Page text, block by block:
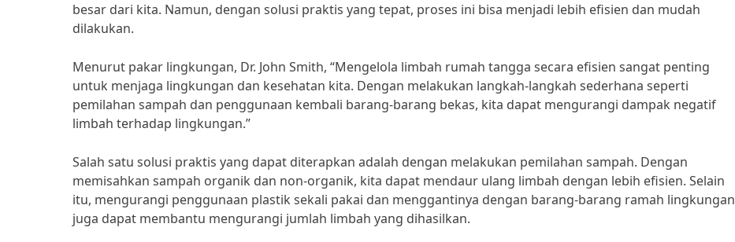
besar dari kita. Namun, dengan solusi praktis yang tepat, proses ini bisa menjadi lebih efisien dan mudah
dilakukan.
Menurut pakar lingkungan, Dr. John Smith, “Mengelola limbah rumah tangga secara efisien sangat penting
untuk menjaga lingkungan dan kesehatan kita. Dengan melakukan langkah-langkah sederhana seperti
pemilahan sampah dan penggunaan kembali barang-barang bekas, kita dapat mengurangi dampak negatif
limbah terhadap lingkungan.”
Salah satu solusi praktis yang dapat diterapkan adalah dengan melakukan pemilahan sampah. Dengan
memisahkan sampah organik dan non-organik, kita dapat mendaur ulang limbah dengan lebih efisien. Selain
itu, mengurangi penggunaan plastik sekali pakai dan menggantinya dengan barang-barang ramah lingkungan
juga dapat membantu mengurangi jumlah limbah yang dihasilkan.